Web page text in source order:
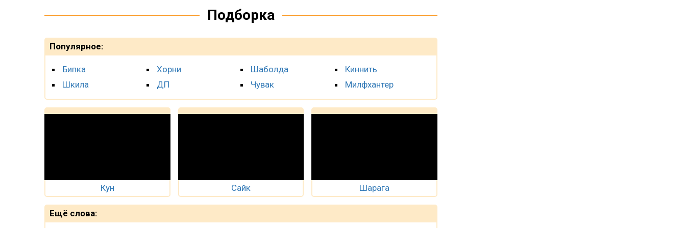
Подборка
Популярное:
Бипка
Шкила
Хорни
ДП
Шаболда
Чувак
Киннить
Милфхантер
Кун Сайк Шарага
Ещё слова: